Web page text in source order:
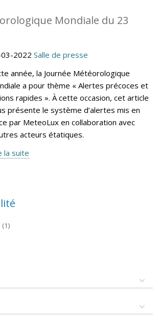
Mondiale du 23
2022 Salle de presse
année, la Journée Météorologique
a pour thème « Alertes précoces et
rapides ». À cette occasion, cet article
présente le système d’alertes mis en
par MeteoLux en collaboration avec
acteurs étatiques.
la suite
(1)